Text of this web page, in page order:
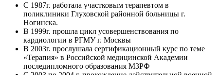
С 1987г. работала участковым терапевтом в
поликлиники Глуховской районной больницы г.
Ногинска.
В 1999г. прошла цикл усовершенствования по
кардиологии в РГМУ г. Москвы
В 2003г. прослушала сертификационный курс по теме
«Терапия» в Российской медицинской Академии
последипломного образования МЗРФ